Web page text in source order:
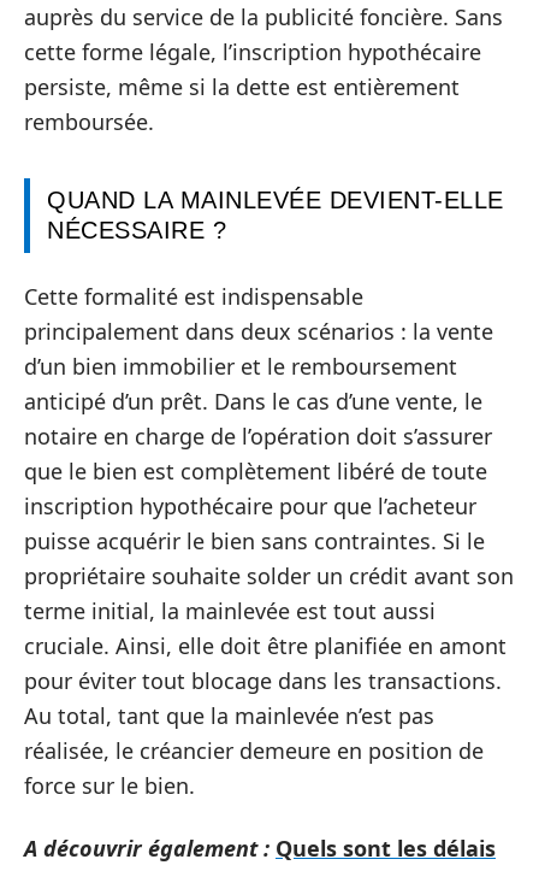
auprès du service de la publicité foncière. Sans
cette forme légale, l’inscription hypothécaire
persiste, même si la dette est entièrement
remboursée.
QUAND LA MAINLEVÉE DEVIENT-ELLE
NÉCESSAIRE ?
Cette formalité est indispensable
principalement dans deux scénarios : la vente
d’un bien immobilier et le remboursement
anticipé d’un prêt. Dans le cas d’une vente, le
notaire en charge de l’opération doit s’assurer
que le bien est complètement libéré de toute
inscription hypothécaire pour que l’acheteur
puisse acquérir le bien sans contraintes. Si le
propriétaire souhaite solder un crédit avant son
terme initial, la mainlevée est tout aussi
cruciale. Ainsi, elle doit être planifiée en amont
pour éviter tout blocage dans les transactions.
Au total, tant que la mainlevée n’est pas
réalisée, le créancier demeure en position de
force sur le bien.
A découvrir également : Quels sont les délais